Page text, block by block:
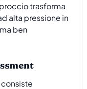
trasforma
alta pressione in
ben
consiste